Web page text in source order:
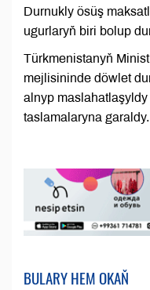
Durnukly ösüş
ugurlaryň biri bolup
Türkmenistanyň
mejlisininde döwlet
alnyp
taslamalaryna garaldy.
BULARY HEM OKAŇ